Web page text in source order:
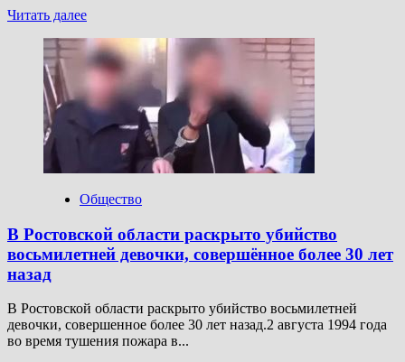
Читать далееПрочитать
о
Detik:
на
Бали
нашли
тело
россиянина
Общество
В Ростовской области раскрыто убийство
восьмилетней девочки, совершённое более 30 лет
назад
В Ростовской области раскрыто убийство восьмилетней
девочки, совершенное более 30 лет назад.2 августа 1994 года
во время тушения пожара в...